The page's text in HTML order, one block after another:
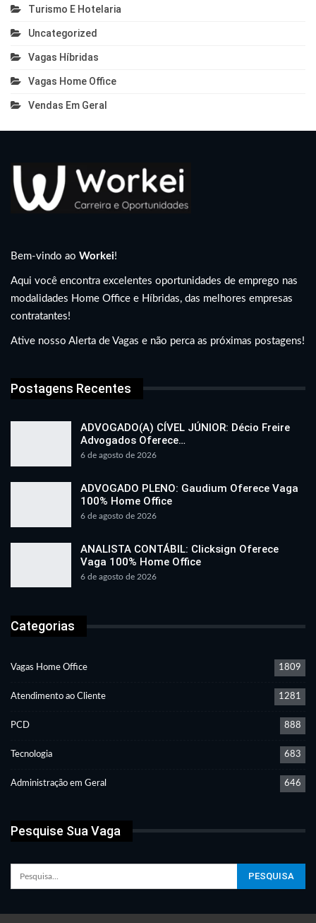
Turismo E Hotelaria
Uncategorized
Vagas Híbridas
Vagas Home Office
Vendas Em Geral
Bem-vindo ao Workei!
Aqui você encontra excelentes oportunidades de emprego nas
modalidades Home Office e Híbridas, das melhores empresas
contratantes!
Ative nosso Alerta de Vagas e não perca as próximas postagens!
Postagens Recentes
ADVOGADO(A) CÍVEL JÚNIOR: Décio Freire
Advogados Oferece…
6 de agosto de 2026
ADVOGADO PLENO: Gaudium Oferece Vaga
100% Home Office
6 de agosto de 2026
ANALISTA CONTÁBIL: Clicksign Oferece
Vaga 100% Home Office
6 de agosto de 2026
Categorias
Vagas Home Office 1809
Atendimento ao Cliente 1281
PCD 888
Tecnologia 683
Administração em Geral 646
Pesquise Sua Vaga